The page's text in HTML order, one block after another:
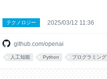
github.com/openai
テクノロジー 2025/03/12 11:36
人工知能 Python プログラミング